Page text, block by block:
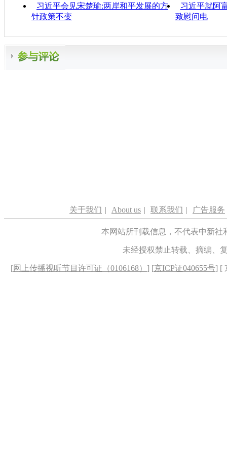
习近平会见宋楚瑜:两岸和平发展的方
针政策不变
习近平就阿
致慰问电
关于我们 | About us | 联系我们 | 广告服务
本网站所刊载信息，不代表中新
未经授权禁止转载、摘编、
[网上传播视听节目许可证（0106168） ] [京ICP证040655号] [